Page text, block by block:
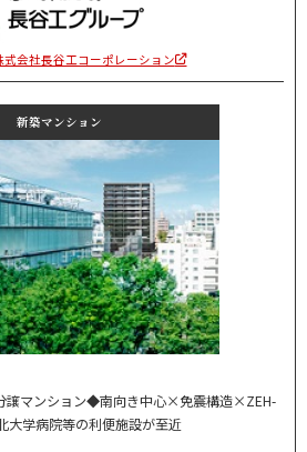
式会社長谷工コーポレーション
新築マンション
譲マンション◆南向き中心×免震構造×ZEH-
学病院等の利便施設が至近